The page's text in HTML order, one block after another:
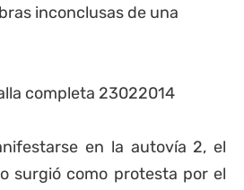
en la autovía 2, el
surgió como protesta por el